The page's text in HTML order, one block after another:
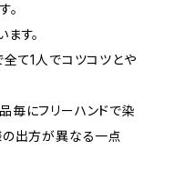
す。
て1人でコツコツとや
毎にフリーハンドで染
の出方が異なる一点